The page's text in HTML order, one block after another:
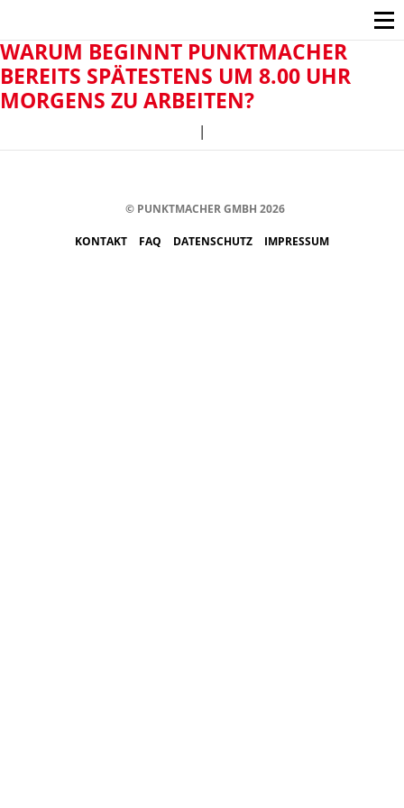
WARUM BEGINNT PUNKTMACHER
BEREITS SPÄTESTENS UM 8.00 UHR
MORGENS ZU ARBEITEN?
|
© PUNKTMACHER GMBH 2026
KONTAKT FAQ DATENSCHUTZ IMPRESSUM